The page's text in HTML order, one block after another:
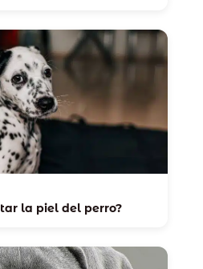
la piel del perro?